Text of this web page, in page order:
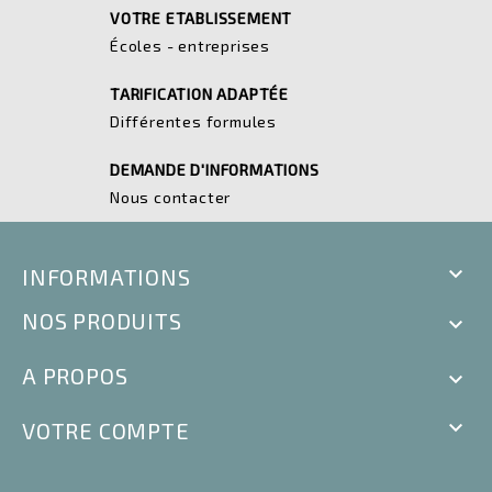
VOTRE ETABLISSEMENT
Écoles - entreprises
TARIFICATION ADAPTÉE
Différentes formules
DEMANDE D'INFORMATIONS
Nous contacter
INFORMATIONS

NOS PRODUITS

A PROPOS

VOTRE COMPTE
